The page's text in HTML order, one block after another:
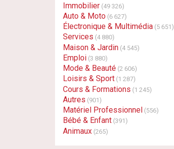
Immobilier (49 326)
Auto & Moto (6 627)
Électronique & Multimédia (5 651)
Services (4 880)
Maison & Jardin (4 545)
Emploi (3 880)
Mode & Beauté (2 606)
Loisirs & Sport (1 287)
Cours & Formations (1 245)
Autres (901)
Matériel Professionnel (556)
Bébé & Enfant (391)
Animaux (265)